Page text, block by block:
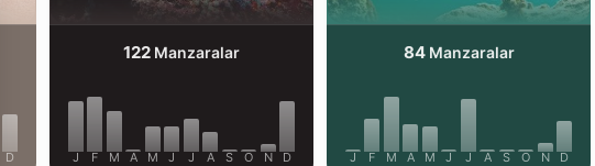
Dijital Final Sınavını geçerek
Dalış Eğitmenliğine yükseltin.
çapında binlerce iş fırsatı
bulunmaktadır.
D
122 Manzaralar
J F M A M J J A S O N D
84Manzaralar
J F M A M J J A S O N D